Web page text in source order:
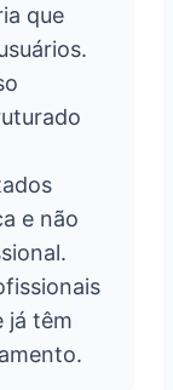
que
e não
já têm